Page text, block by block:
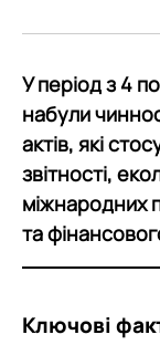
У період з 4
набули
актів, які
звітності,
міжнародних
та
Ключові